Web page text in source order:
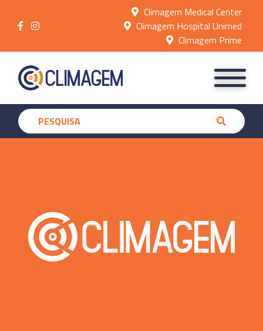
Climagem Medical Center
Climagem Hospital Unimed
Climagem Prime